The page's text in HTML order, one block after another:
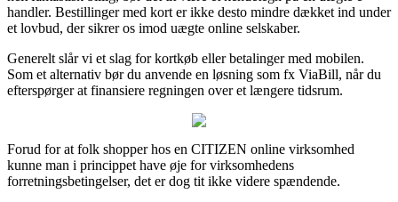
handler. Bestillinger med kort er ikke desto mindre dækket ind under
et lovbud, der sikrer os imod uægte online selskaber.
Generelt slår vi et slag for kortkøb eller betalinger med mobilen.
Som et alternativ bør du anvende en løsning som fx ViaBill, når du
efterspørger at finansiere regningen over et længere tidsrum.
Forud for at folk shopper hos en CITIZEN online virksomhed
kunne man i princippet have øje for virksomhedens
forretningsbetingelser, det er dog tit ikke videre spændende.